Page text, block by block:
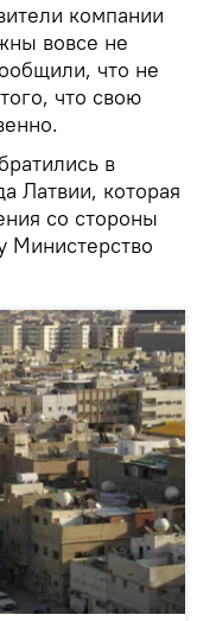
компании
вовсе не
что не
что свою
в
Латвии, которая
со стороны
Министерство